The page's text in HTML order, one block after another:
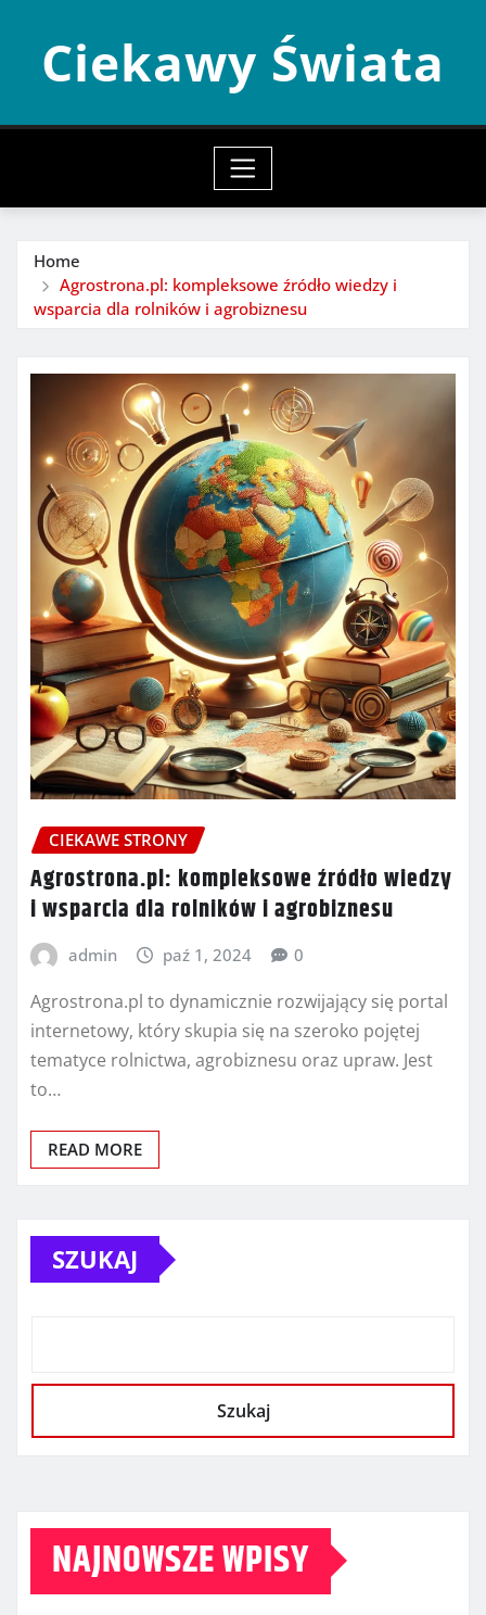
contentCiekawy Świata
Home
Agrostrona.pl: kompleksowe źródło wiedzy i
wsparcia dla rolników i agrobiznesu
CIEKAWE STRONY
Agrostrona.pl: kompleksowe źródło wiedzy
i wsparcia dla rolników i agrobiznesu
admin paź 1, 2024 0
Agrostrona.pl to dynamicznie rozwijający się portal
internetowy, który skupia się na szeroko pojętej
tematyce rolnictwa, agrobiznesu oraz upraw. Jest
to…
READ MORE
SZUKAJ
Szukaj
NAJNOWSZE WPISY